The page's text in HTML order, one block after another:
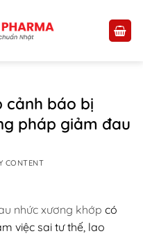
cảnh báo bị
pháp giảm đau
CONTENT
nhức xương khớp có
việc sai tư thế, lao